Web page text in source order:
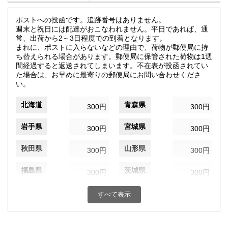
ポストへの投函です。追跡番号はありません。
週末と祝日には配達がおこなわれません。平日であれば、通
常、出荷から2～3日程度での到着となります。
まれに、ポストに入らないなどの理由で、荷物が郵便局に持
ち替えられる場合があります。郵便局に保管された荷物は1週
間経過すると返送されてしまいます。不在表が投函されてい
た場合は、お早めに最寄りの郵便局にお問い合わせくださ
い。
北海道 300円 青森県 300円
岩手県 300円 宮城県 300円
秋田県 300円 山形県 300円
福島県 300円 茨城県 300円
300円 群馬県
埼玉県 千葉県
すべて表示